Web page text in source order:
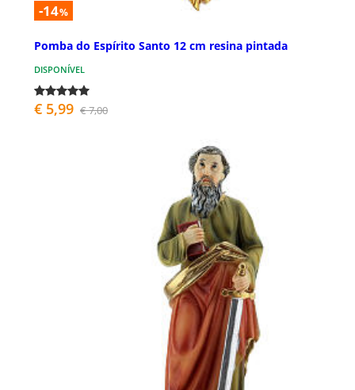
-14%
Pomba do Espírito Santo 12 cm resina pintada
DISPONÍVEL
€ 5,99 € 7,00